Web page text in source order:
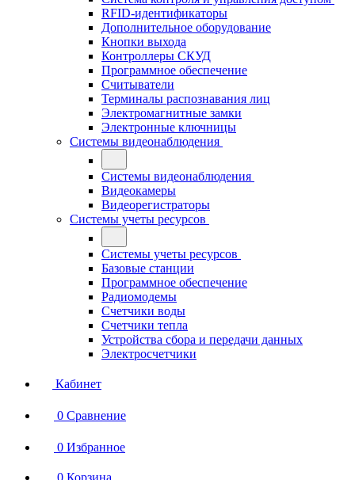
RFID-идентификаторы
Дополнительное оборудование
Кнопки выхода
Контроллеры СКУД
Программное обеспечение
Считыватели
Терминалы распознавания лиц
Электромагнитные замки
Электронные ключницы
Системы видеонаблюдения
Системы видеонаблюдения
Видеокамеры
Видеорегистраторы
Системы учеты ресурсов
Системы учеты ресурсов
Базовые станции
Программное обеспечение
Радиомодемы
Счетчики воды
Счетчики тепла
Устройства сбора и передачи данных
Электросчетчики
Кабинет
0 Сравнение
0 Избранное
0 Корзина